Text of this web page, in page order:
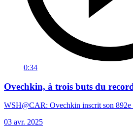
0:34
Ovechkin, à trois buts du
WSH@CAR: Ovechkin inscrit son 892e
03 avr. 2025